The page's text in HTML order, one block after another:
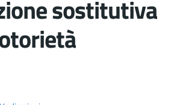
sostitutiva